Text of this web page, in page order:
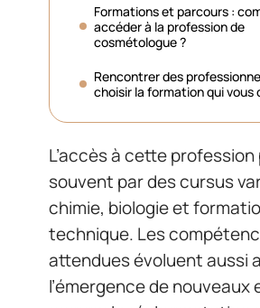
Formations et parcours :
accéder à la profession de
cosmétologue ?
Rencontrer des
choisir la formation qui vous
L’accès à cette
souvent par des cursus
chimie, biologie et
technique. Les
attendues évoluent aussi
l’émergence de nouveaux